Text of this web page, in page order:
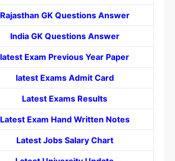
Rajasthan GK Questions Answer
India GK Questions Answer
latest Exam Previous Year Paper
latest Exams Admit Card
Latest Exams Results
Latest Exam Hand Written Notes
Latest Jobs Salary Chart